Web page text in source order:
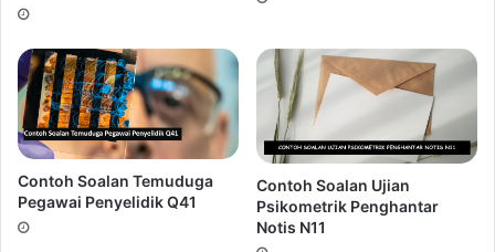
Peluang untuk mendapat panggilan Temuduga Penolong
Contoh Soalan Temuduga
Pegawai Penyelidik Q41
Contoh Soalan Ujian
Psikometrik Penghantar
Notis N11